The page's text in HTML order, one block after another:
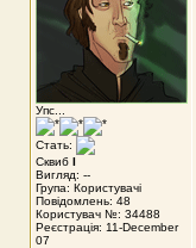
Упс...
Стать:
Сквиб I
Вигляд: --
Група: Користувачі
Повідомлень: 48
Користувач №: 34488
Реєстрація: 11-December
07